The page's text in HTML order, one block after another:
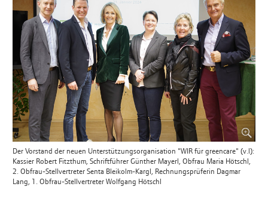
Der Vorstand der neuen Unterstützungsorganisation "WIR für greencare" (v.l):
Kassier Robert Fitzthum, Schriftführer Günther Mayerl, Obfrau Maria Hötschl,
2. Obfrau-Stellvertreter Senta Bleikolm-Kargl, Rechnungsprüferin Dagmar
Lang, 1. Obfrau-Stellvertreter Wolfgang Hötschl